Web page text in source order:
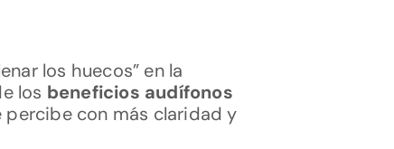
los huecos” en la
los beneficios audífonos
percibe con más claridad y